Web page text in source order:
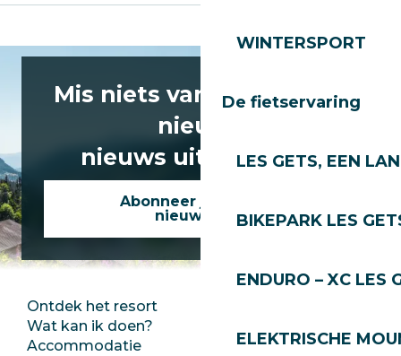
WINTERSPORT
De fietservaring
LES GETS, EEN
BIKEPARK LES
ENDURO – XC LES
ELEKTRISCHE
Kinabalu
Resort Kangto
Mis niets van het laatste
nieuws
nieuws uit Les Gets!
Abonneer je op onze
nieuwsbrief
Ontdek het resort
Wat kan ik doen?
Accommodatie
Documentatie